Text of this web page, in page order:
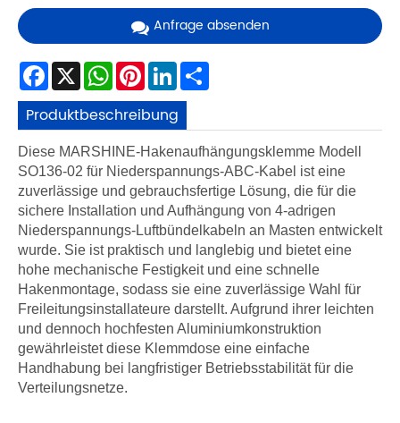
Anfrage absenden
Facebook
X WhatsApp
Pinterest
LinkedIn
Produktbeschreibung
Diese MARSHINE-Hakenaufhängungsklemme Modell
SO136-02 für Niederspannungs-ABC-Kabel ist eine
zuverlässige und gebrauchsfertige Lösung, die für die
sichere Installation und Aufhängung von 4-adrigen
Niederspannungs-Luftbündelkabeln an Masten entwickelt
wurde. Sie ist praktisch und langlebig und bietet eine
hohe mechanische Festigkeit und eine schnelle
Hakenmontage, sodass sie eine zuverlässige Wahl für
Freileitungsinstallateure darstellt. Aufgrund ihrer leichten
und dennoch hochfesten Aluminiumkonstruktion
gewährleistet diese Klemmdose eine einfache
Handhabung bei langfristiger Betriebsstabilität für die
Verteilungsnetze.